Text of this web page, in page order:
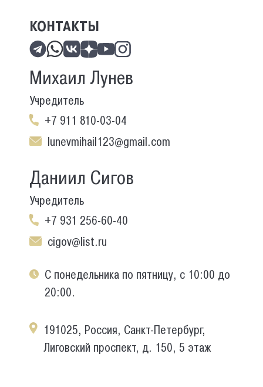
КОНТАКТЫ
Михаил Лунев
Учредитель
+7 911 810-03-04
lunevmihail123@gmail.com
Даниил Сигов
Учредитель
+7 931 256-60-40
cigov@list.ru
С понедельника по пятницу, с 10:00 до
20:00.
191025, Россия, Санкт-Петербург,
Лиговский проспект, д. 150, 5 этаж